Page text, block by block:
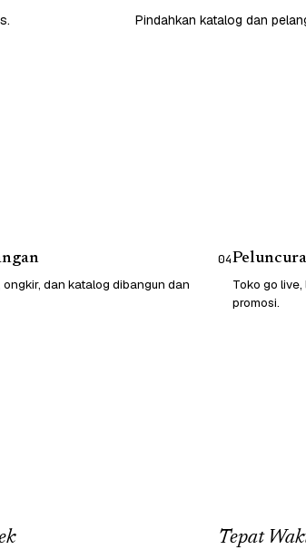
Pindahkan katalog dan
dan katalog dibangun dan
04
Toko go
promosi.
Tepat